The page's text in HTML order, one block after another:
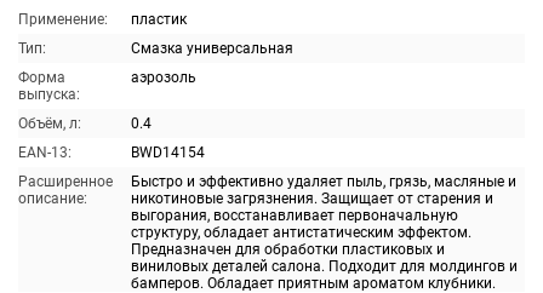
Применение:
пластик
Тип:
Смазка универсальная
Форма
выпуска:
аэрозоль
Объём, л:
0.4
EAN-13:
BWD14154
Расширенное
описание:
Быстро и эффективно удаляет пыль, грязь, масляные и
никотиновые загрязнения. Защищает от старения и
выгорания, восстанавливает первоначальную
структуру, обладает антистатическим эффектом.
Предназначен для обработки пластиковых и
виниловых деталей салона. Подходит для молдингов и
бамперов. Обладает приятным ароматом клубники.